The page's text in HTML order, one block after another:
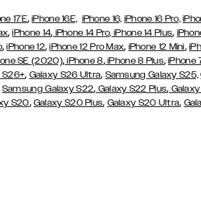
17E,iPhone 16E, iPhone 16, iPhone 16 Pro,
,iPhone 14, iPhone 14 Pro, iPhone 14 Plus,
,iPhone 12,iPhone 12 Pro Max, iPhone 12 Mini,
SE (2020),iPhone 8,iPhone 8 Plus,iPhone
S26+, Galaxy S26 Ultra, Samsung Galaxy S25,
Samsung Galaxy S22, Galaxy S22 Plus,
S20, Galaxy S20 Plus, Galaxy S20 Ultra,